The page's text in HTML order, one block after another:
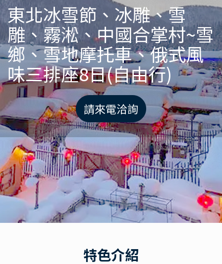
東北冰雪節、冰雕、雪
雕、霧淞、中國合掌村~雪
鄉、雪地摩托車、俄式風
味三排座8日(自由行)
請來電洽詢
特色介紹